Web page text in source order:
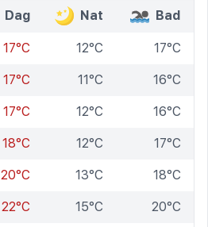
Dag
Nat Bad
17°C 12°C 17°C
17°C 11°C 16°C
17°C 12°C 16°C
18°C 12°C 17°C
20°C 13°C 18°C
22°C 15°C 20°C